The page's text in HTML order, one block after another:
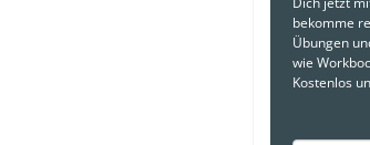
bekomme
Übungen
wie
Kostenlos